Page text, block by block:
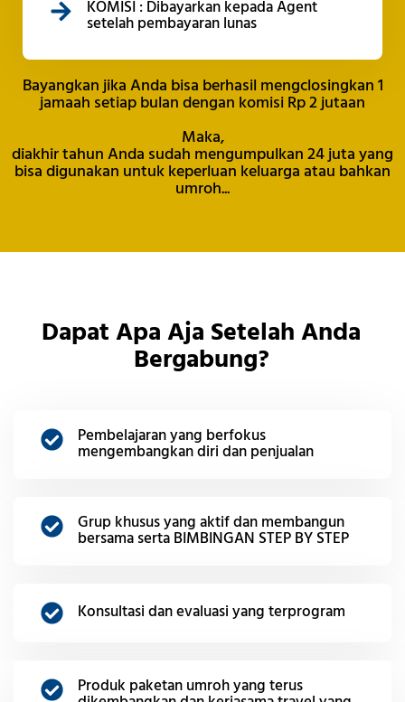
KOMISI : Dibayarkan kepada Agent
setelah pembayaran lunas
Bayangkan jika Anda bisa berhasil mengclosingkan 1
jamaah setiap bulan dengan komisi Rp 2 jutaan
Maka,
diakhir tahun Anda sudah mengumpulkan 24 juta yang
bisa digunakan untuk keperluan keluarga atau bahkan
umroh...
Dapat Apa Aja Setelah Anda
Bergabung?
Pembelajaran yang berfokus
mengembangkan diri dan penjualan
Grup khusus yang aktif dan membangun
bersama serta BIMBINGAN STEP BY STEP
Konsultasi dan evaluasi yang terprogram
Produk paketan umroh yang terus